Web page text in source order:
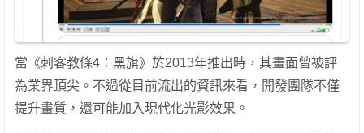
當《刺客教條4：黑旗》於2013年推出時，其畫面曾被評
為業界頂尖。不過從目前流出的資訊來看，開發團隊不僅
提升畫質，還可能加入現代化光影效果。